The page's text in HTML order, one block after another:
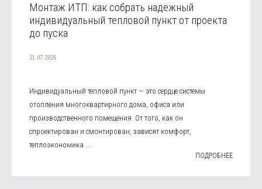
Монтаж ИТП: как собрать надежный
индивидуальный тепловой пункт от проекта
до пуска
21.07.2026
Индивидуальный тепловой пункт — это сердце системы
отопления многоквартирного дома, офиса или
производственного помещения. От того, как он
спроектирован и смонтирован, зависят комфорт,
теплоэкономика ...
ПОДРОБНЕЕ